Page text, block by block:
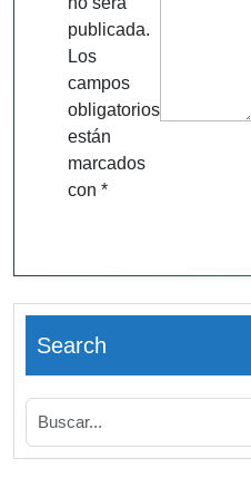
publicada.
Los
campos
obligatorios
están
marcados
con *
Search